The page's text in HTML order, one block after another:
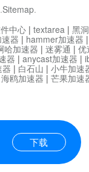
.Sitemap.
下载
中心 | textarea | 黑
器 | hammer加速器
哈加速器 | 迷雾通 | 优
器 | anycast加速器 |
| 白石山 | 小牛加速
海鸥加速器 | 芒果加速